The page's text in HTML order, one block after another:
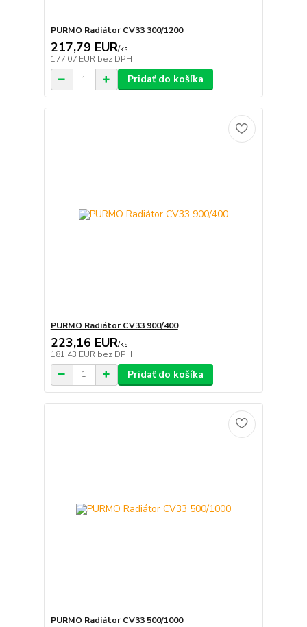
PURMO Radiátor CV33 300/1200
217,79 EUR/ks
177,07 EUR bez DPH
Pridať do košíka
PURMO Radiátor CV33 900/400
223,16 EUR/ks
181,43 EUR bez DPH
Pridať do košíka
PURMO Radiátor CV33 500/1000